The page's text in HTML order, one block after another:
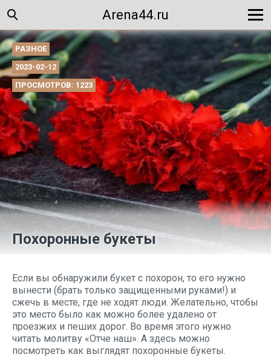
Arena44.ru
РАЗНОЕ
2023-02-12
ПРОСМОТРОВ: 1223
Похоронные букеты
Если вы обнаружили букет с похорон, то его нужно
вынести (брать только защищенными руками!) и
сжечь в месте, где не ходят люди. Желательно, чтобы
это место было как можно более удалено от
проезжих и пеших дорог. Во время этого нужно
читать молитву «Отче наш». А здесь можно
посмотреть как выглядят похоронные букеты.